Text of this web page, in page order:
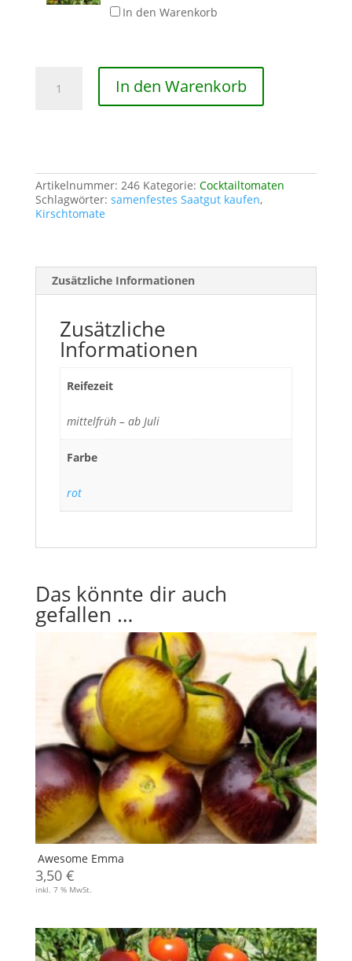
In den Warenkorb
Cocktailtomate
In den Warenkorb
Artikelnummer: 246 Kategorie: Cocktailtomaten
Schlagwörter: samenfestes Saatgut kaufen,
Kirschtomate
Zusätzliche Informationen
Zusätzliche
Informationen
Reifezeit
mittelfrüh – ab Juli
Farbe
rot
Das könnte dir auch
gefallen …
Awesome Emma
3,50 €
inkl. 7 % MwSt.